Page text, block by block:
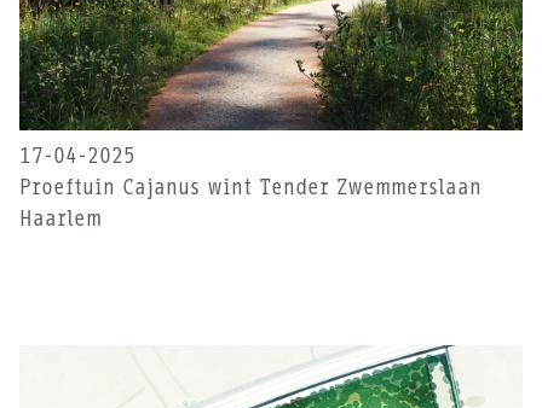
17-04-2025
Proeftuin Cajanus wint Tender Zwemmerslaan
Haarlem